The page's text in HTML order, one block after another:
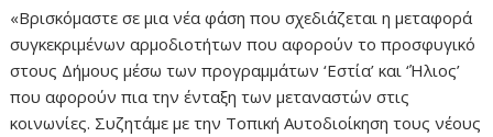
«Βρισκόμαστε σε μια νέα φάση που σχεδιάζεται η μεταφορά
συγκεκριμένων αρμοδιοτήτων που αφορούν το προσφυγικό
στους Δήμους μέσω των προγραμμάτων ‘Εστία’ και ‘Ήλιος’
που αφορούν πια την ένταξη των μεταναστών στις
κοινωνίες. Συζητάμε με την Τοπική Αυτοδιοίκηση τους νέους